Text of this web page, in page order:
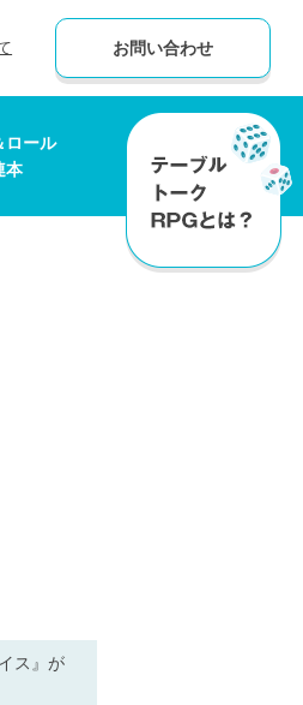
お問い合わせ
ロール
本
ス』が